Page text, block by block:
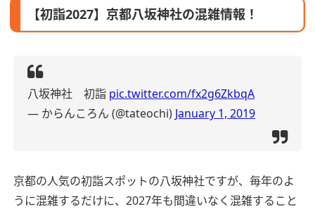
【初詣2027】京都八坂神社の混雑情報！
八坂神社 初詣 pic.twitter.com/fx2g6ZkbqA
— からんころん (@tateochi) January 1, 2019
京都の人気の初詣スポットの八坂神社ですが、毎年のよ
うに混雑するだけに、2027年も間違いなく混雑すること